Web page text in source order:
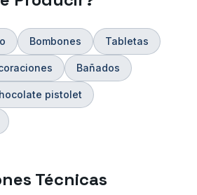
Bombones Tabletas
Bañados
pistolet
Técnicas